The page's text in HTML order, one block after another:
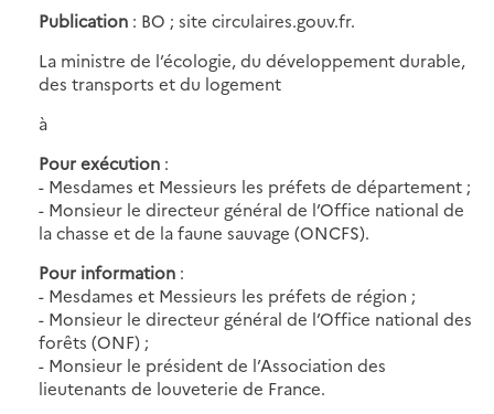
Publication : BO ; site circulaires.gouv.fr.
La ministre de l’écologie, du développement durable,
des transports et du logement
à
Pour exécution :
- Mesdames et Messieurs les préfets de département ;
- Monsieur le directeur général de l’Office national de
la chasse et de la faune sauvage (ONCFS).
Pour information :
- Mesdames et Messieurs les préfets de région ;
- Monsieur le directeur général de l’Office national des
forêts (ONF) ;
- Monsieur le président de l’Association des
lieutenants de louveterie de France.